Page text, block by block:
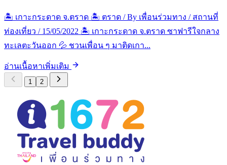
🏝 เกาะกระดาด จ.ตราด 🏝 ตราด / By เพื่อนร่วมทาง / สถานที่
ท่องเที่ยว / 15/05/2022 🏝 เกาะกระดาด จ.ตราด ซาฟารีใจกลาง
ทะเลตะวันออก 💦 ชวนเพื่อน ๆ มาติดเกา...
อ่านเนื้อหาเพิ่มเติม
1 2